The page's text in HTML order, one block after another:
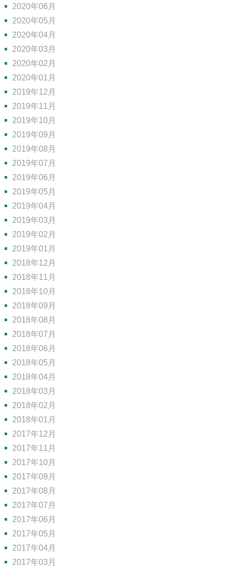
2020年06月
2020年05月
2020年04月
2020年03月
2020年02月
2020年01月
2019年12月
2019年11月
2019年10月
2019年09月
2019年08月
2019年07月
2019年06月
2019年05月
2019年04月
2019年03月
2019年02月
2019年01月
2018年12月
2018年11月
2018年10月
2018年09月
2018年08月
2018年07月
2018年06月
2018年05月
2018年04月
2018年03月
2018年02月
2018年01月
2017年12月
2017年11月
2017年10月
2017年09月
2017年08月
2017年07月
2017年06月
2017年05月
2017年04月
2017年03月